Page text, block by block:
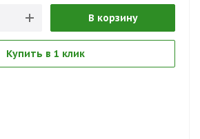
В корзину
Купить в 1 клик